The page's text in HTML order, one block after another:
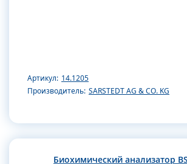
Артикул: 14.1205
Производитель: SARSTEDT AG & CO. KG
Биохимический анализатор